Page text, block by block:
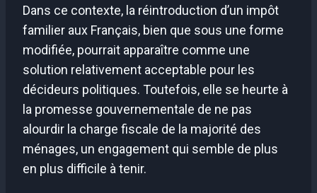
Dans ce contexte, la réintroduction d’un impôt
familier aux Français, bien que sous une forme
modifiée, pourrait apparaître comme une
solution relativement acceptable pour les
décideurs politiques. Toutefois, elle se heurte à
la promesse gouvernementale de ne pas
alourdir la charge fiscale de la majorité des
ménages, un engagement qui semble de plus
en plus difficile à tenir.